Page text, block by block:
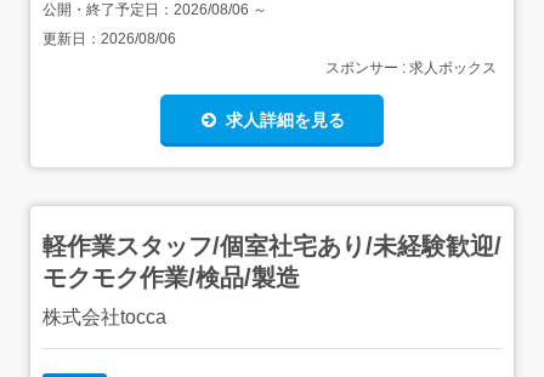
公開・終了予定日： 2026/08/06 ～
更新日： 2026/08/06
スポンサー : 求人ボックス
求人詳細を見る
軽作業スタッフ/個室社宅あり/未経験歓迎/
モクモク作業/検品/製造
株式会社tocca